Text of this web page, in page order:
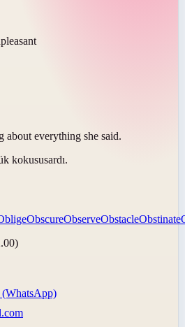
about everything she said.
kokususardı.
ObscureObserveObstacleObstinate
(WhatsApp)